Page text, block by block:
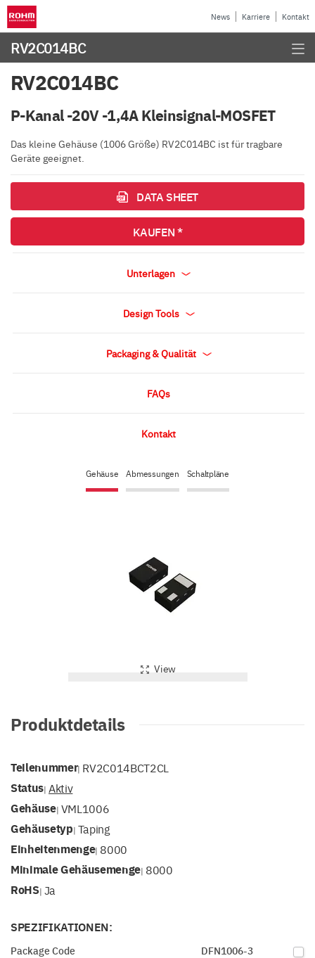
News Karriere Kontakt
RV2C014BC
Gehäuse Abmessungen Schaltpläne
View
RV2C014BC
P-Kanal -20V -1,4A Kleinsignal-MOSFET
Das kleine Gehäuse (1006 Größe) RV2C014BC ist für tragbare
Geräte geeignet.
DATA SHEET
KAUFEN *
Unterlagen
Design Tools
Packaging & Qualität
FAQs
Kontakt
Produktdetails
Teilenummer| RV2C014BCT2CL
Status| Aktiv
Gehäuse| VML1006
Gehäusetyp| Taping
Einheitenmenge| 8000
Minimale Gehäusemenge| 8000
RoHS| Ja
SPEZIFIKATIONEN:
Package Code DFN1006-3